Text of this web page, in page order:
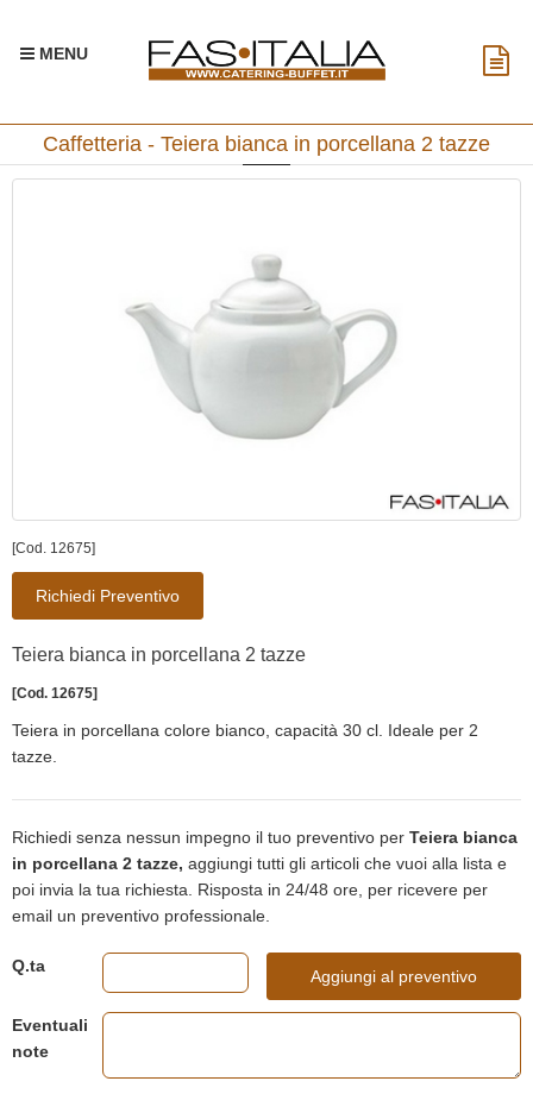
MENU
Caffetteria - Teiera bianca in porcellana 2 tazze
[Cod. 12675]
Richiedi Preventivo
Teiera bianca in porcellana 2 tazze
[Cod. 12675]
Teiera in porcellana colore bianco, capacità 30 cl. Ideale per 2
tazze.
Richiedi senza nessun impegno il tuo preventivo per Teiera bianca
in porcellana 2 tazze, aggiungi tutti gli articoli che vuoi alla lista e
poi invia la tua richiesta. Risposta in 24/48 ore, per ricevere per
email un preventivo professionale.
Q.ta
Aggiungi al preventivo
Eventuali
note